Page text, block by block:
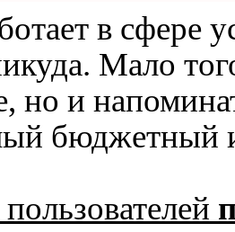
в сфере
Мало
но и
бюджетный